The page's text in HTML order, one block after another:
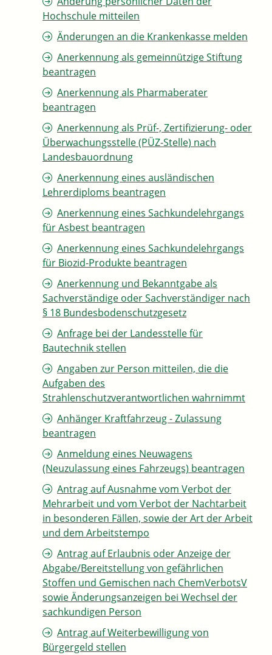
Hochschule mitteilen
Änderungen an die Krankenkasse melden
Anerkennung als gemeinnützige Stiftung
beantragen
Anerkennung als Pharmaberater
beantragen
Anerkennung als Prüf-, Zertifizierung- oder
Überwachungsstelle (PÜZ-Stelle) nach
Landesbauordnung
Anerkennung eines ausländischen
Lehrerdiploms beantragen
Anerkennung eines Sachkundelehrgangs
für Asbest beantragen
Anerkennung eines Sachkundelehrgangs
für Biozid-Produkte beantragen
Anerkennung und Bekanntgabe als
Sachverständige oder Sachverständiger nach
§ 18 Bundesbodenschutzgesetz
Anfrage bei der Landesstelle für
Bautechnik stellen
Angaben zur Person mitteilen, die die
Aufgaben des
Strahlenschutzverantwortlichen wahrnimmt
Anhänger Kraftfahrzeug - Zulassung
beantragen
Anmeldung eines Neuwagens
(Neuzulassung eines Fahrzeugs) beantragen
Antrag auf Ausnahme vom Verbot der
Mehrarbeit und vom Verbot der Nachtarbeit
in besonderen Fällen, sowie der Art der Arbeit
und dem Arbeitstempo
Antrag auf Erlaubnis oder Anzeige der
Abgabe/Bereitstellung von gefährlichen
Stoffen und Gemischen nach ChemVerbotsV
sowie Änderungsanzeigen bei Wechsel der
sachkundigen Person
Antrag auf Weiterbewilligung von
Bürgergeld stellen